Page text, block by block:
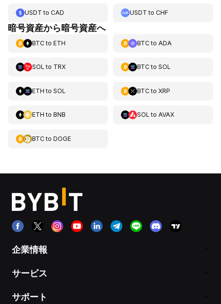
USDT to CAD USDT toCHF
暗号資産から暗号資産へ
BTCto ETH BTCto ADA
SOL to TRX BTCto SOL
ETH to SOL BTCto XRP
ETH to BNB SOL to AVAX
BTCto DOGE
企業情報
サービス
サポート